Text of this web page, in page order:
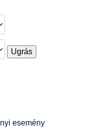
Ugrás
esemény